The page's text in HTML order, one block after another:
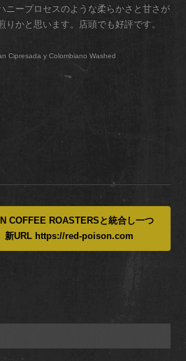
ニープロセスのような柔らかさと甘さが
りかと思います。店頭でも好評です。
Cipresada y Colombiano Washed
COFFEE ROASTERSと統合し一つ
新URL https://red-poison.com